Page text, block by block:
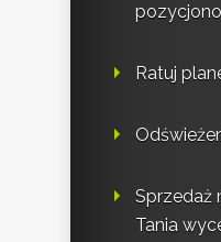
Ratuj
Sprzedaż
Tania